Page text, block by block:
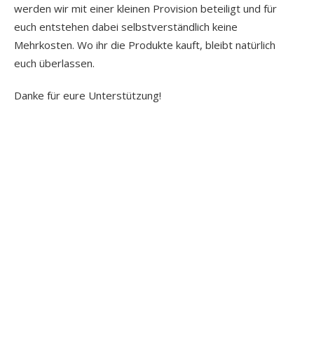
werden wir mit einer kleinen Provision beteiligt und für
euch entstehen dabei selbstverständlich keine
Mehrkosten. Wo ihr die Produkte kauft, bleibt natürlich
euch überlassen.
Danke für eure Unterstützung!